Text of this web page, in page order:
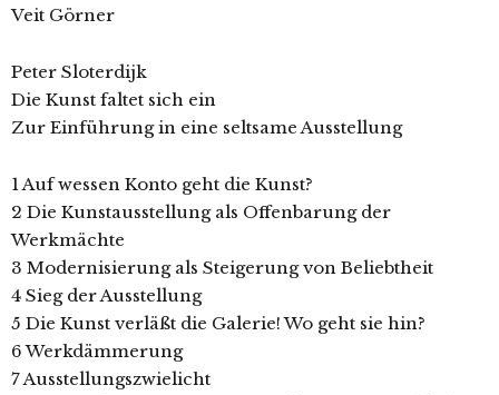
Veit Görner
Peter Sloterdijk
Die Kunst faltet sich ein
Zur Einführung in eine seltsame Ausstellung
1 Auf wessen Konto geht die Kunst?
2 Die Kunstausstellung als Offenbarung der
Werkmächte
3 Modernisierung als Steigerung von Beliebtheit
4 Sieg der Ausstellung
5 Die Kunst verläßt die Galerie! Wo geht sie hin?
6 Werkdämmerung
7 Ausstellungszwielicht